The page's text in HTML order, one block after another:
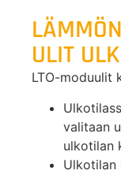
ULIT
LTO-moduulit
valitaan
ulkotilan
Ulkotilan